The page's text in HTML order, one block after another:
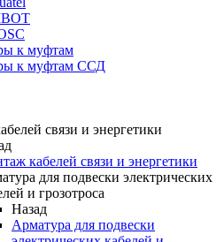
к муфтам
к муфтам ССД
связи и энергетики
кабелей связи и энергетики
для подвески электрических
и грозотроса
Назад
Арматура для подвески